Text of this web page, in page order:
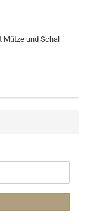
Mütze und Schal